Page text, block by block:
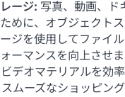
ージ: 写真、動画、ド
めに、オブジェクト
ジを使用してファイ
ーマンスを向上させ
デオマテリアルを効
ムーズなショッピン